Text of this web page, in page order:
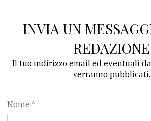
INVIA UN
REDAZIONE
Il tuo indirizzo email ed eventuali
verranno pubblicati.
Nome *